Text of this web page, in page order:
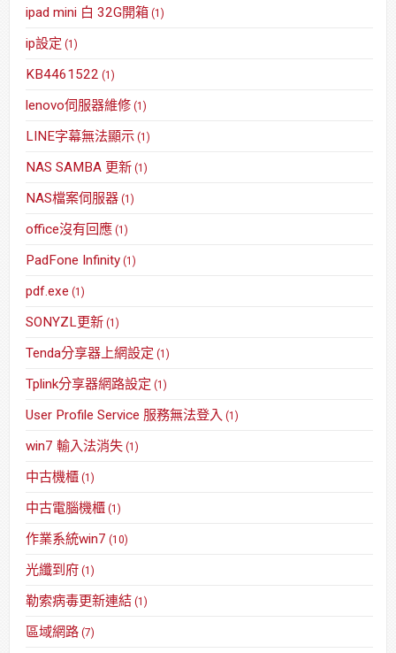
ipad mini 白 32G開箱 (1)
ip設定 (1)
KB4461522 (1)
lenovo伺服器維修 (1)
LINE字幕無法顯示 (1)
NAS SAMBA 更新 (1)
NAS檔案伺服器 (1)
office沒有回應 (1)
PadFone Infinity (1)
pdf.exe (1)
SONYZL更新 (1)
Tenda分享器上網設定 (1)
Tplink分享器網路設定 (1)
User Profile Service 服務無法登入 (1)
win7 輸入法消失 (1)
中古機櫃 (1)
中古電腦機櫃 (1)
作業系統win7 (10)
光纖到府 (1)
勒索病毒更新連結 (1)
區域網路 (7)